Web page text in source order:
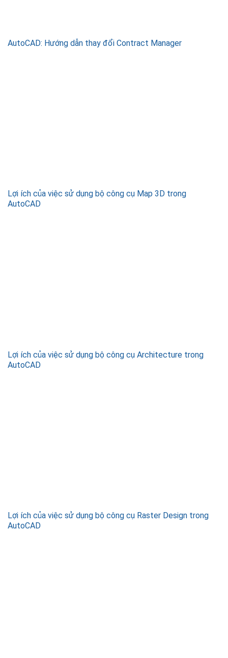
AutoCAD: Hướng dẫn thay đổi Contract Manager
Lợi ích của việc sử dụng bộ công cụ Map 3D trong
AutoCAD
Lợi ích của việc sử dụng bộ công cụ Architecture trong
AutoCAD
Lợi ích của việc sử dụng bộ công cụ Raster Design trong
AutoCAD